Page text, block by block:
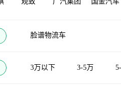
脸谱物流车
3万以下 3-5万